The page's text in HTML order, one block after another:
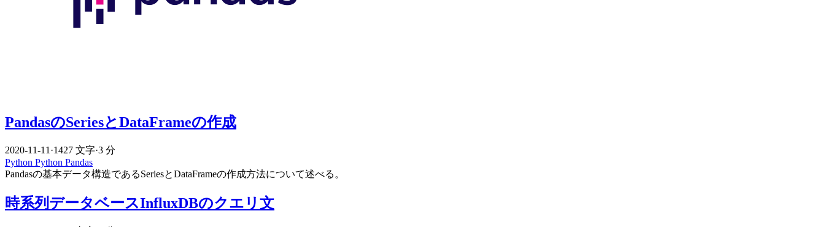
PandasのSeriesとDataFrameの作成
2020-11-11 ·1427 文字·3 分
Python Python Pandas
Pandasの基本データ構造であるSeriesとDataFrameの作成方法について述べる。
時系列データベースInfluxDBのクエリ文